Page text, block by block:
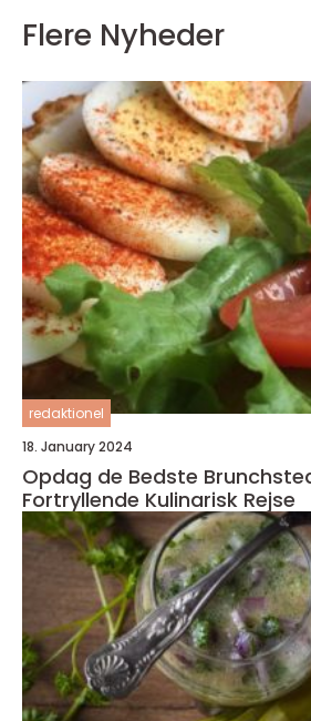
Flere Nyheder
redaktionel
18. January 2024
Opdag de Bedste
Fortryllende Kulinarisk Rejse